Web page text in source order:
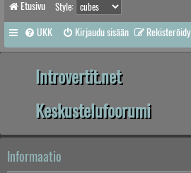
Etusivu Style:
UKK Kirjaudu sisään Rekisteröidy
Introvertit.net
Keskustelufoorumi
Informaatio